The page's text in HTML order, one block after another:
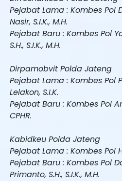
Pejabat Lama : Kombes Pol
Nasir, S.I.K., M.H.
Pejabat Baru : Kombes Pol
S.H., S.I.K., M.H.
Dirpamobvit Polda Jateng
Pejabat Lama : Kombes Pol
Lelakon, S.I.K.
Pejabat Baru : Kombes Pol
CPHR.
Kabidkeu Polda Jateng
Pejabat Lama : Kombes Pol
Pejabat Baru : Kombes Pol
Primanto, S.H., S.I.K., M.H.